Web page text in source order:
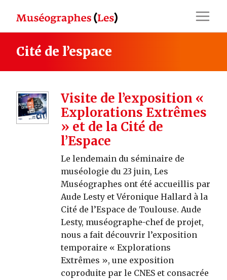
content
Cité de l’espace
Visite de l’exposition «
Explorations Extrêmes
» et de la Cité de
l’Espace
Le lendemain du séminaire de
muséologie du 23 juin, Les
Muséographes ont été accueillis par
Aude Lesty et Véronique Hallard à la
Cité de l’Espace de Toulouse. Aude
Lesty, muséographe-chef de projet,
nous a fait découvrir l’exposition
temporaire « Explorations
Extrêmes », une exposition
coproduite par le CNES et consacrée